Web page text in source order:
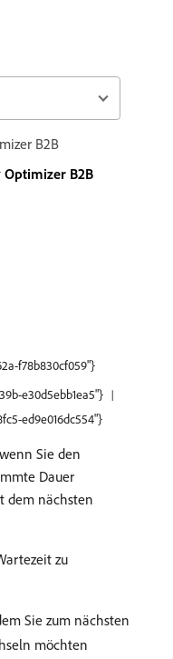
B2B
B2B
f78b830cf059"}
e30d5ebb1ea5"}
ed9e016dc554"}
Sie den
Dauer
dem nächsten
zu
Sie zum nächsten
möchten